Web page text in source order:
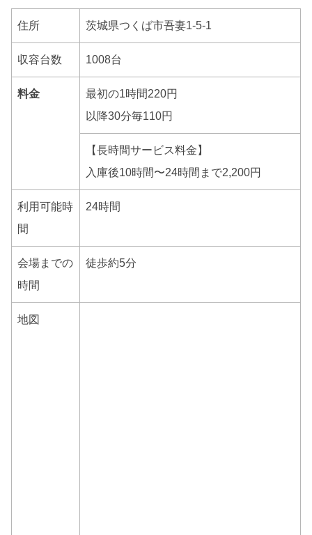
住所 茨城県つくば市吾妻1-5-1
収容台数 1008台
料金
最初の1時間220円
以降30分毎110円
【長時間サービス料金】
入庫後10時間〜24時間まで2,200円
利用可能時
間
24時間
会場までの
時間
徒歩約5分
地図